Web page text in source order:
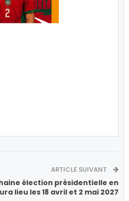
ARTICLE SUIVANT
élection présidentielle en
lieu les 18 avril et 2 mai 2027